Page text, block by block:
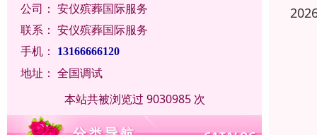
公司： 安仪殡葬国际服务
联系： 安仪殡葬国际服务
手机：
13166666120
地址： 全国调试
本站共被浏览过 9030985 次